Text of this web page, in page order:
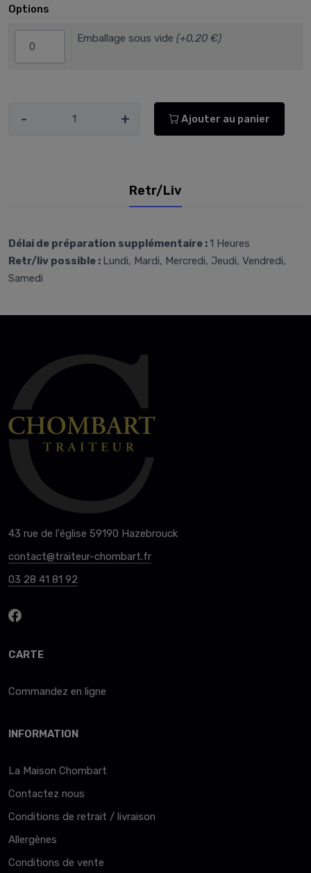
Options
Emballage sous vide (+0,20 €)
- + Ajouter au panier
Retr/Liv
Délai de préparation supplémentaire :1 Heures
Retr/liv possible : Lundi, Mardi, Mercredi, Jeudi, Vendredi,
Samedi
43 rue de l'église 59190 Hazebrouck
contact@traiteur-chombart.fr
03 28 41 81 92
CARTE
Commandez en ligne
INFORMATION
La Maison Chombart
Contactez nous
Conditions de retrait / livraison
Allergènes
Conditions de vente